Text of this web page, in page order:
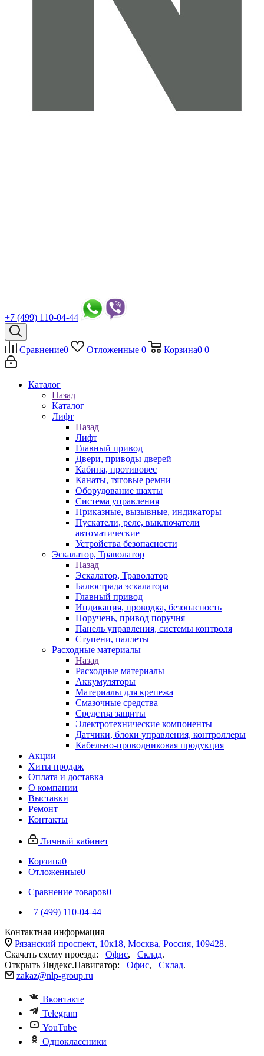
+7 (499) 110-04-44
Сравнение0 Отложенные 0 Корзина0 0
Каталог
Назад
Каталог
Лифт
Назад
Лифт
Главный привод
Двери, приводы дверей
Кабина, противовес
Канаты, тяговые ремни
Оборудование шахты
Система управления
Приказные, вызывные, индикаторы
Пускатели, реле, выключатели
автоматические
Устройства безопасности
Эскалатор, Траволатор
Назад
Эскалатор, Траволатор
Балюстрада эскалатора
Главный привод
Индикация, проводка, безопасность
Поручень, привод поручня
Панель управления, системы контроля
Ступени, паллеты
Расходные материалы
Назад
Расходные материалы
Аккумуляторы
Материалы для крепежа
Смазочные средства
Средства защиты
Электротехнические компоненты
Датчики, блоки управления, контроллеры
Кабельно-проводниковая продукция
Акции
Хиты продаж
Оплата и доставка
О компании
Выставки
Ремонт
Контакты
Личный кабинет
Корзина0
Отложенные0
Сравнение товаров0
+7 (499) 110-04-44
Контактная информация
Рязанский проспект, 10к18, Москва, Россия, 109428.
Скачать схему проезда: Офис, Склад.
Открыть Яндекс.Навигатор: Офис, Склад.
zakaz@nlp-group.ru
Вконтакте
Telegram
YouTube
Одноклассники